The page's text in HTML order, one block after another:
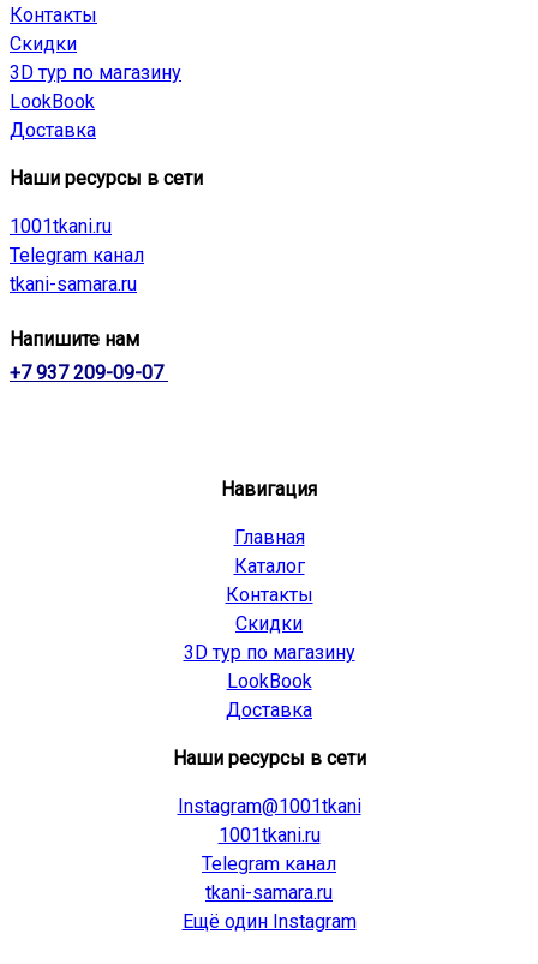
Контакты
Скидки
3D тур по магазину
LookBook
Доставка
Наши ресурсы в сети
1001tkani.ru
Telegram канал
tkani-samara.ru
Напишите нам
+7 937 209-09-07
Навигация
Главная
Каталог
Контакты
Скидки
3D тур по магазину
LookBook
Доставка
Наши ресурсы в сети
Instagram@1001tkani
1001tkani.ru
Telegram канал
tkani-samara.ru
Ещё один Instagram